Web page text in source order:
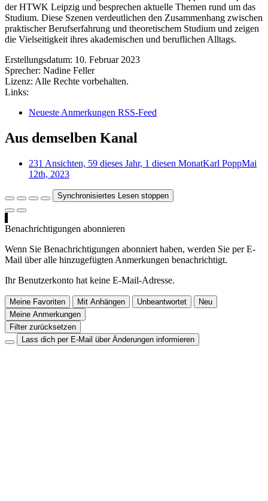
der HTWK Leipzig und besprechen aktuelle Themen rund um das
Studium. Diese Szenen verdeutlichen den Zusammenhang zwischen
praktischer Berufserfahrung und theoretischem Studium und zeigen
die Vielseitigkeit ihres akademischen und beruflichen Alltags.
Erstellungsdatum: 10. Februar 2023
Sprecher: Nadine Feller
Lizenz: Alle Rechte vorbehalten.
Links:
Neueste Anmerkungen RSS-Feed
Aus demselben Kanal
231 Ansichten, 59 dieses Jahr, 1 diesen MonatKarl PoppMai
12th, 2023
Synchronisiertes Lesen stoppen
Benachrichtigungen abonnieren
Wenn Sie Benachrichtigungen abonniert haben, werden Sie per E-
Mail über alle hinzugefügten Anmerkungen benachrichtigt.
Ihr Benutzerkonto hat keine E-Mail-Adresse.
Meine Favoriten Mit Anhängen Unbeantwortet
Neu
Meine Anmerkungen
Filter zurücksetzen
Lass dich per E-Mail über Änderungen informieren